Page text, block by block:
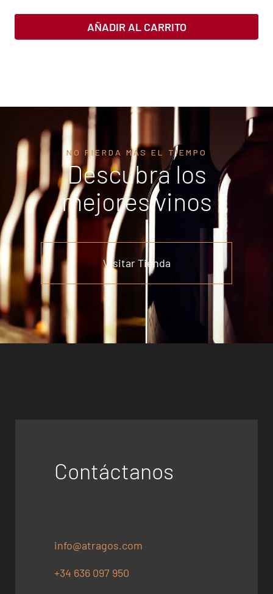
AÑADIR AL CARRITO
NO PIERDA MÁS EL TIEMPO
Descubra los
mejores vinos
Visitar Tienda
Contáctanos
info@atragos.com
+34 636 097 950